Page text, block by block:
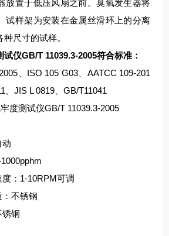
放置于低压风扇之前。臭氧发生器将
试样架为安装在金属丝滑环上的分离
尺寸的试样。
仪GB/T 11039.3-2005符合标准：
、ISO 105 G03、AATCC 109-201
、JIS L 0819、GB/T11041
：1-10RPM可调
不锈钢
钢